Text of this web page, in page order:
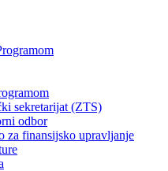
sekretarijat (ZTS)
odbor
za finansijsko upravljanje